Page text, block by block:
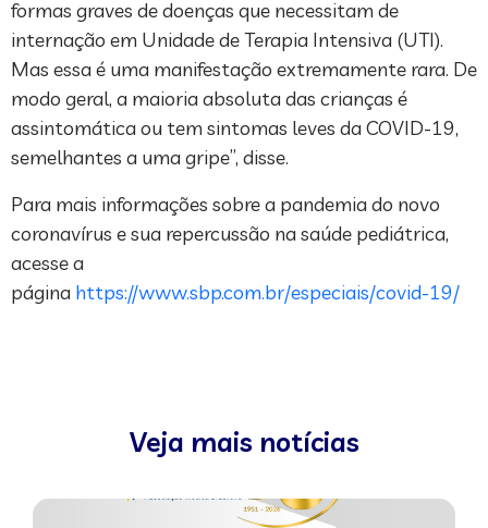
formas graves de doenças que necessitam de
internação em Unidade de Terapia Intensiva (UTI).
Mas essa é uma manifestação extremamente rara. De
modo geral, a maioria absoluta das crianças é
assintomática ou tem sintomas leves da COVID-19,
semelhantes a uma gripe”, disse.
Para mais informações sobre a pandemia do novo
coronavírus e sua repercussão na saúde pediátrica,
acesse a
página https://www.sbp.com.br/especiais/covid-19/
Veja mais notícias